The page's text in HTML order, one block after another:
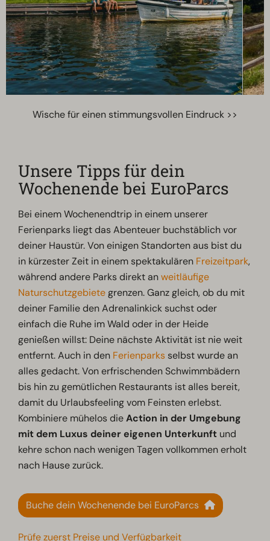
Wische für einen stimmungsvollen Eindruck >>
Unsere Tipps für dein
Wochenende bei EuroParcs
Bei einem Wochenendtrip in einem unserer
Ferienparks liegt das Abenteuer buchstäblich vor
deiner Haustür. Von einigen Standorten aus bist du
in kürzester Zeit in einem spektakulären Freizeitpark,
während andere Parks direkt anweitläufige
Naturschutzgebietegrenzen. Ganz gleich, ob du mit
deiner Familie den Adrenalinkick suchst oder
einfach die Ruhe im Wald oder in der Heide
genießen willst: Deine nächste Aktivität ist nie weit
entfernt. Auch in den Ferienparks selbst wurde an
alles gedacht. Von erfrischenden Schwimmbädern
bis hin zu gemütlichen Restaurants ist alles bereit,
damit du Urlaubsfeeling vom Feinsten erlebst.
Kombiniere mühelos dieAction in der Umgebung
mit dem Luxus deiner eigenen Unterkunft und
kehre schon nach wenigen Tagen vollkommen erholt
nach Hause zurück.
Buche dein Wochenende bei EuroParcs
Prüfe zuerst Preise und Verfügbarkeit